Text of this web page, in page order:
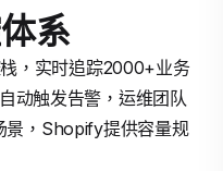
系
，实时追踪2000+业务
动触发告警，运维团队
景，Shopify提供容量规